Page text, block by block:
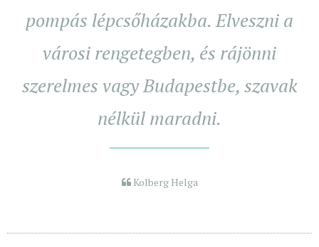
pompás lépcsőházakba. Elveszni a
városi rengetegben, és rájönni
szerelmes vagy Budapestbe, szavak
nélkül maradni.
Kolberg Helga